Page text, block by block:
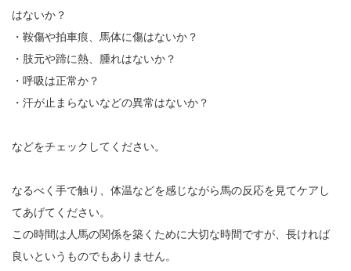
はないか？
・鞍傷や拍車痕、馬体に傷はないか？
・肢元や蹄に熱、腫れはないか？
・呼吸は正常か？
・汗が止まらないなどの異常はないか？
などをチェックしてください。
なるべく手で触り、体温などを感じながら馬の反応を見てケアし
てあげてください。
この時間は人馬の関係を築くために大切な時間ですが、長ければ
良いというものでもありません。